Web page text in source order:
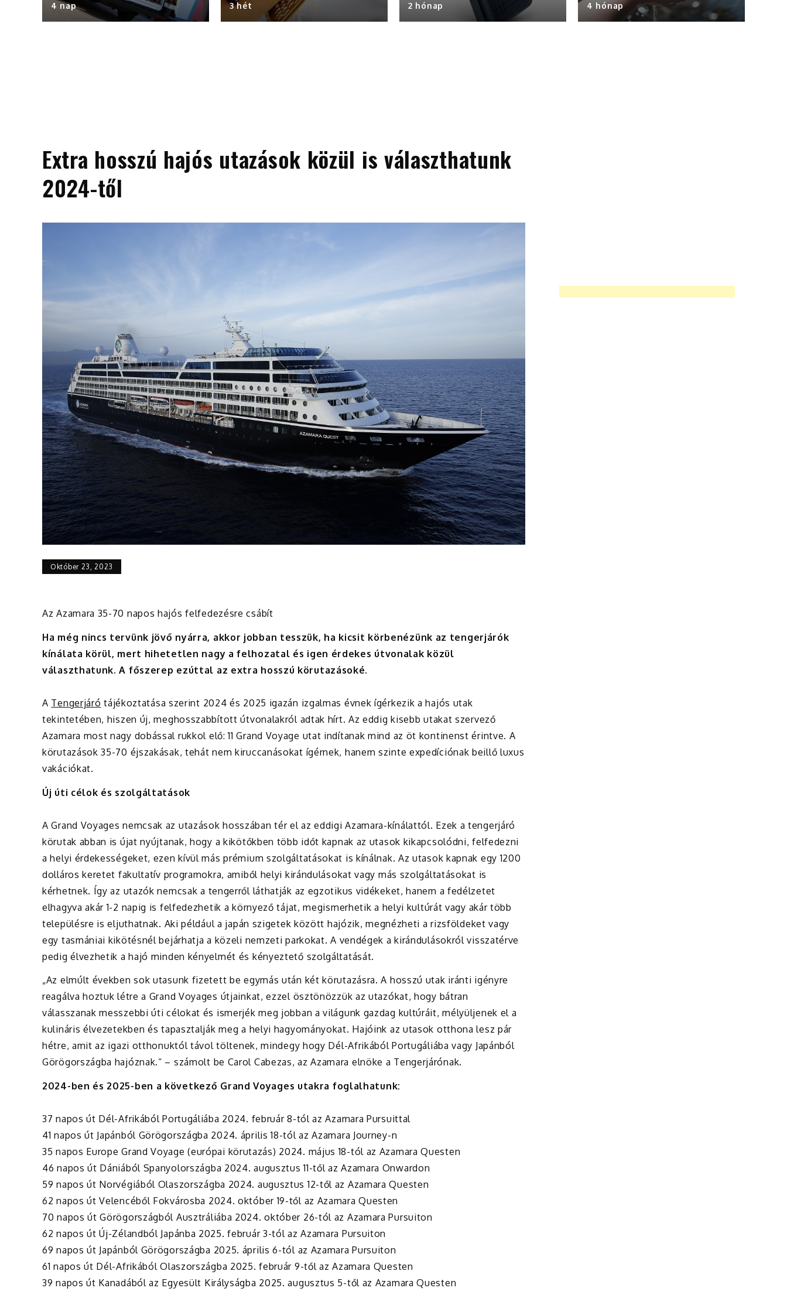
4 nap 3 hét 2 hónap 4 hónap
Extra hosszú hajós utazások közül is választhatunk
2024-től
Október 23, 2023
Az Azamara 35-70 napos hajós felfedezésre csábít
Ha még nincs tervünk jövő nyárra, akkor jobban tesszük, ha kicsit körbenézünk az tengerjárók
kínálata körül, mert hihetetlen nagy a felhozatal és igen érdekes útvonalak közül
választhatunk. A főszerep ezúttal az extra hosszú körutazásoké.
A Tengerjáró tájékoztatása szerint 2024 és 2025 igazán izgalmas évnek ígérkezik a hajós utak
tekintetében, hiszen új, meghosszabbított útvonalakról adtak hírt. Az eddig kisebb utakat szervező
Azamara most nagy dobással rukkol elő: 11 Grand Voyage utat indítanak mind az öt kontinenst érintve. A
körutazások 35-70 éjszakásak, tehát nem kiruccanásokat ígérnek, hanem szinte expedíciónak beillő luxus
vakációkat.
Új úti célok és szolgáltatások
A Grand Voyages nemcsak az utazások hosszában tér el az eddigi Azamara-kínálattól. Ezek a tengerjáró
körutak abban is újat nyújtanak, hogy a kikötőkben több időt kapnak az utasok kikapcsolódni, felfedezni
a helyi érdekességeket, ezen kívül más prémium szolgáltatásokat is kínálnak. Az utasok kapnak egy 1200
dolláros keretet fakultatív programokra, amiből helyi kirándulásokat vagy más szolgáltatásokat is
kérhetnek. Így az utazók nemcsak a tengerről láthatják az egzotikus vidékeket, hanem a fedélzetet
elhagyva akár 1-2 napig is felfedezhetik a környező tájat, megismerhetik a helyi kultúrát vagy akár több
településre is eljuthatnak. Aki például a japán szigetek között hajózik, megnézheti a rizsföldeket vagy
egy tasmániai kikötésnél bejárhatja a közeli nemzeti parkokat. A vendégek a kirándulásokról visszatérve
pedig élvezhetik a hajó minden kényelmét és kényeztető szolgáltatását.
„Az elmúlt években sok utasunk fizetett be egymás után két körutazásra. A hosszú utak iránti igényre
reagálva hoztuk létre a Grand Voyages útjainkat, ezzel ösztönözzük az utazókat, hogy bátran
válasszanak messzebbi úti célokat és ismerjék meg jobban a világunk gazdag kultúráit, mélyüljenek el a
kulináris élvezetekben és tapasztalják meg a helyi hagyományokat. Hajóink az utasok otthona lesz pár
hétre, amit az igazi otthonuktól távol töltenek, mindegy hogy Dél-Afrikából Portugáliába vagy Japánból
Görögországba hajóznak.“ – számolt be Carol Cabezas, az Azamara elnöke a Tengerjárónak.
2024-ben és 2025-ben a következő Grand Voyages utakra foglalhatunk:
37 napos út Dél-Afrikából Portugáliába 2024. február 8-tól az Azamara Pursuittal
41 napos út Japánból Görögországba 2024. április 18-tól az Azamara Journey-n
35 napos Europe Grand Voyage (európai körutazás) 2024. május 18-tól az Azamara Questen
46 napos út Dániából Spanyolországba 2024. augusztus 11-től az Azamara Onwardon
59 napos út Norvégiából Olaszországba 2024. augusztus 12-től az Azamara Questen
62 napos út Velencéből Fokvárosba 2024. október 19-től az Azamara Questen
70 napos út Görögországból Ausztráliába 2024. október 26-tól az Azamara Pursuiton
62 napos út Új-Zélandból Japánba 2025. február 3-tól az Azamara Pursuiton
69 napos út Japánból Görögországba 2025. április 6-tól az Azamara Pursuiton
61 napos út Dél-Afrikából Olaszországba 2025. február 9-től azAzamara Questen
39 napos út Kanadából az Egyesült Királyságba 2025. augusztus 5-től az Azamara Questen